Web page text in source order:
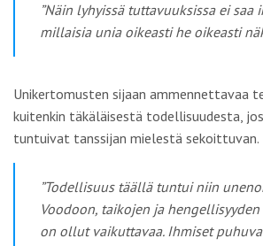
”Näin lyhyissä tuttavuuksissa ei saa
millaisia unia oikeasti he oikeasti
Unikertomusten sijaan ammennettavaa
kuitenkin täkäläisestä todellisuudesta,
tuntuivat tanssijan mielestä sekoittuvan.
”Todellisuus täällä tuntui niin
Voodoon, taikojen ja
on ollut vaikuttavaa. Ihmiset